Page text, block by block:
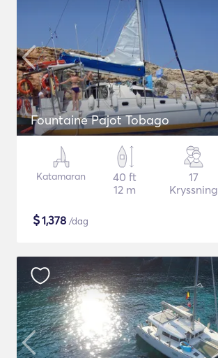
Fountaine Pajot Tobago
Katamaran
40 ft
12 m
17
Kryssning
$1,378 /dag